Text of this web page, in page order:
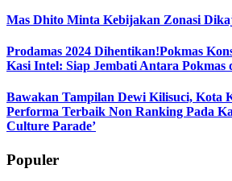
Mas Dhito Minta Kebijakan Zonasi
Prodamas 2024 Dihentikan!Pokmas
Kasi Intel: Siap Jembati Antara Pokmas
Bawakan Tampilan Dewi Kilisuci, Kota
Performa Terbaik Non Ranking Pada
Culture Parade’
Populer